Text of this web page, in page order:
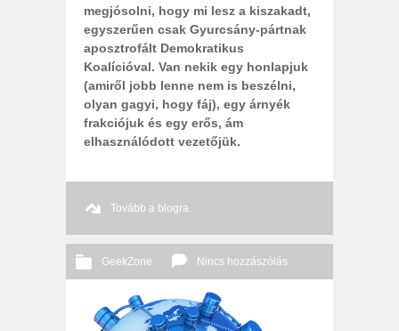
megjósolni, hogy mi lesz a kiszakadt,
egyszerűen csak Gyurcsány-pártnak
aposztrofált Demokratikus
Koalícióval. Van nekik egy honlapjuk
(amiről jobb lenne nem is beszélni,
olyan gagyi, hogy fáj), egy árnyék
frakciójuk és egy erős, ám
elhasználódott vezetőjük.
Tovább a blogra.
GeekZone Nincs hozzászólás
2011 12. 02. Őri András